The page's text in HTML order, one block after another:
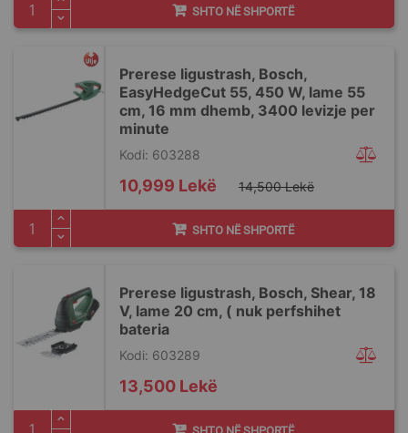
SHTO NË SHPORTË
Prerese ligustrash, Bosch,
EasyHedgeCut 55, 450 W, lame 55
cm, 16 mm dhemb, 3400 levizje per
minute
Kodi: 603288
Special
Price
10,999 Lekë 14,500 Lekë
SHTO NË SHPORTË
Prerese ligustrash, Bosch, Shear, 18
V, lame 20 cm, ( nuk perfshihet
bateria
Kodi: 603289
13,500 Lekë